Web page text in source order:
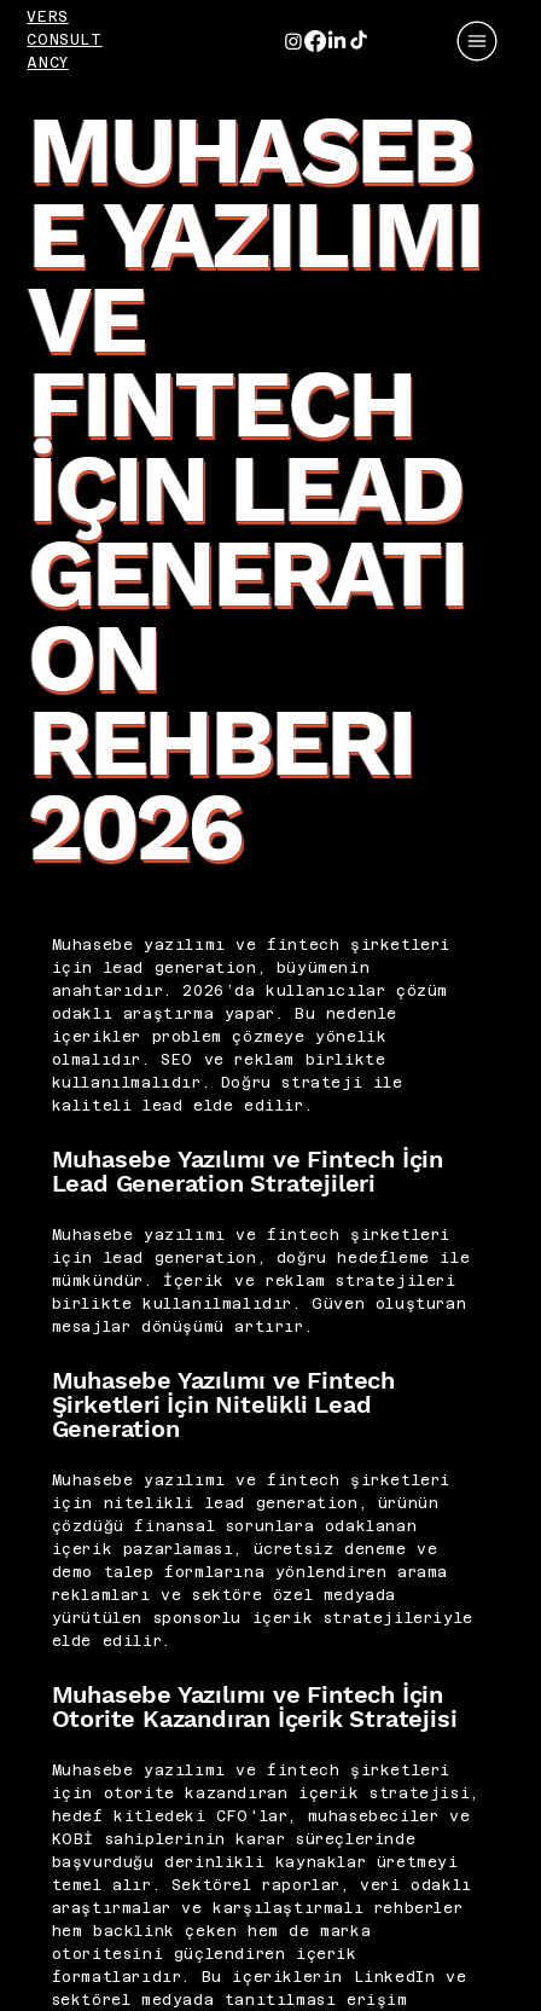
VERS
CONSULT
ANCY
MUHASEB
E YAZILIMI
VE
FINTECH
İÇIN LEAD
GENERATI
ON
REHBERI
2026
Muhasebe yazılımı ve fintech şirketleri
için lead generation, büyümenin
anahtarıdır. 2026’da kullanıcılar çözüm
odaklı araştırma yapar. Bu nedenle
içerikler problem çözmeye yönelik
olmalıdır. SEO ve reklam birlikte
kullanılmalıdır. Doğru strateji ile
kaliteli lead elde edilir.
Muhasebe Yazılımı ve Fintech İçin
Lead Generation Stratejileri
Muhasebe yazılımı ve fintech şirketleri
için lead generation, doğru hedefleme ile
mümkündür. İçerik ve reklam stratejileri
birlikte kullanılmalıdır. Güven oluşturan
mesajlar dönüşümü artırır.
Muhasebe Yazılımı ve Fintech
Şirketleri İçin Nitelikli Lead
Generation
Muhasebe yazılımı ve fintech şirketleri
için nitelikli lead generation, ürünün
çözdüğü finansal sorunlara odaklanan
içerik pazarlaması, ücretsiz deneme ve
demo talep formlarına yönlendiren arama
reklamları ve sektöre özel medyada
yürütülen sponsorlu içerik stratejileriyle
elde edilir.
Muhasebe Yazılımı ve Fintech İçin
Otorite Kazandıran İçerik Stratejisi
Muhasebe yazılımı ve fintech şirketleri
için otorite kazandıran içerik stratejisi,
hedef kitledeki CFO'lar, muhasebeciler ve
KOBİ sahiplerinin karar süreçlerinde
başvurduğu derinlikli kaynaklar üretmeyi
temel alır. Sektörel raporlar, veri odaklı
araştırmalar ve karşılaştırmalı rehberler
hem backlink çeken hem de marka
otoritesini güçlendiren içerik
formatlarıdır. Bu içeriklerin LinkedIn ve
sektörel medyada tanıtılması erişim